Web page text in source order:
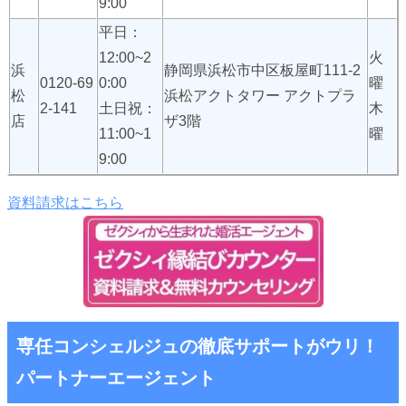
浜
松
店
0120-69
2-141
平日：
12:00~2
0:00
土日祝：
11:00~1
9:00
静岡県浜松市中区板屋町111-2
浜松アクトタワー アクトプラ
ザ3階
火
曜
木
曜
資料請求はこちら
専任コンシェルジュの徹底サポートがウリ！
パートナーエージェント